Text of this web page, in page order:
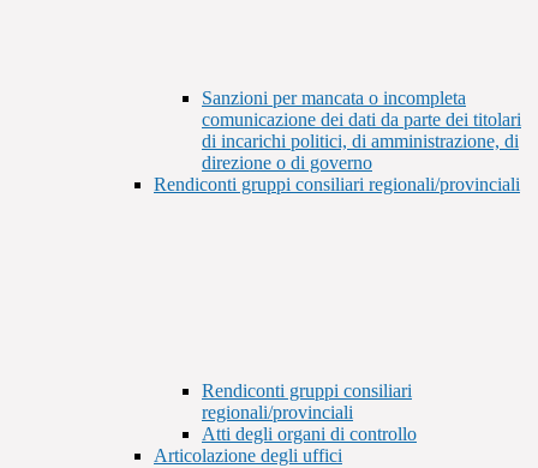
Sanzioni per mancata o incompleta
comunicazione dei dati da parte dei titolari
di incarichi politici, di amministrazione, di
direzione o di governo
Rendiconti gruppi consiliari regionali/provinciali
Rendiconti gruppi consiliari
regionali/provinciali
Atti degli organi di controllo
Articolazione degli uffici